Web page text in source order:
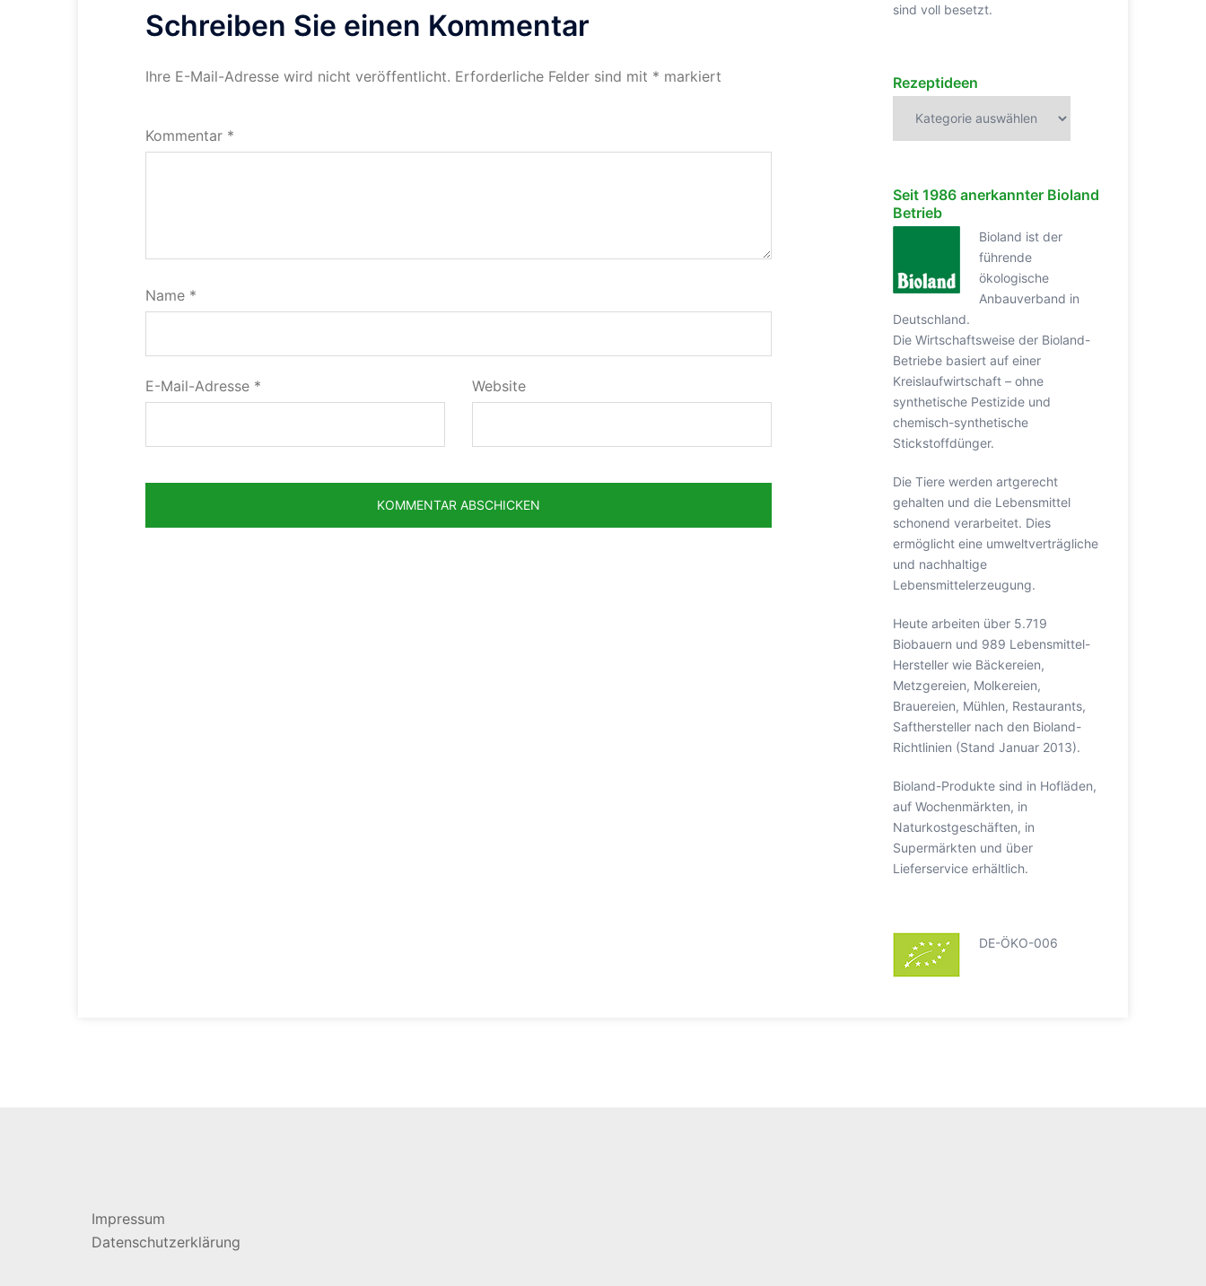
Schreiben Sie einen Kommentar
Ihre E-Mail-Adresse wird nicht veröffentlicht. Erforderliche Felder sind mit * markiert
Kommentar *
Name *
E-Mail-Adresse * Website
sind voll besetzt.
Rezeptideen
Seit 1986 anerkannter Bioland
Betrieb
Bioland ist der
führende
ökologische
Anbauverband in
Deutschland.
Die Wirtschaftsweise der Bioland-
Betriebe basiert auf einer
Kreislaufwirtschaft – ohne
synthetische Pestizide und
chemisch-synthetische
Stickstoffdünger.
Die Tiere werden artgerecht
gehalten und die Lebensmittel
schonend verarbeitet. Dies
ermöglicht eine umweltverträgliche
und nachhaltige
Lebensmittelerzeugung.
Heute arbeiten über 5.719
Biobauern und 989 Lebensmittel-
Hersteller wie Bäckereien,
Metzgereien, Molkereien,
Brauereien, Mühlen, Restaurants,
Safthersteller nach den Bioland-
Richtlinien (Stand Januar 2013).
Bioland-Produkte sind in Hofläden,
auf Wochenmärkten, in
Naturkostgeschäften, in
Supermärkten und über
Lieferservice erhältlich.
DE-ÖKO-006
Impressum
Datenschutzerklärung